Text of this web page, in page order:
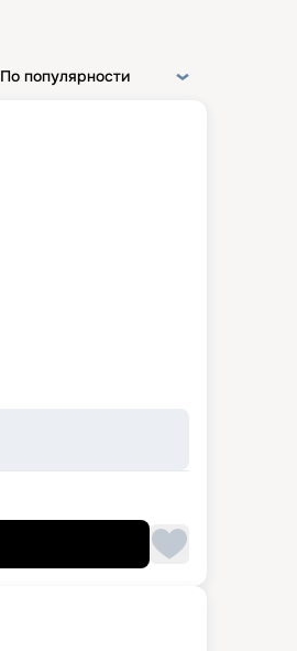
По популярности